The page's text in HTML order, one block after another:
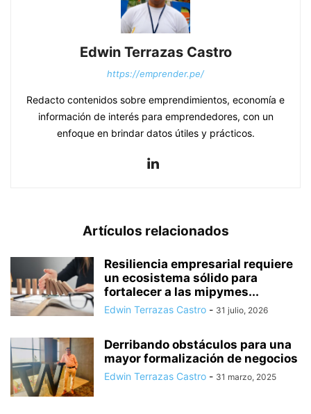
Edwin Terrazas Castro
https://emprender.pe/
Redacto contenidos sobre emprendimientos, economía e
información de interés para emprendedores, con un
enfoque en brindar datos útiles y prácticos.
Artículos relacionados
Resiliencia empresarial requiere
un ecosistema sólido para
fortalecer a las mipymes...
Edwin Terrazas Castro - 31 julio, 2026
Derribando obstáculos para una
mayor formalización de negocios
Edwin Terrazas Castro - 31 marzo, 2025